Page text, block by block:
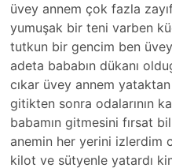
üvey annem çok fazla
yumuşak bir teni varben
tutkun bir gencim ben üvey
adeta bababın dükanı
cıkar üvey annem
gitikten sonra odalarının
babamın gitmesini fırsat
anemin her yerini izlerdim
kilot ve sütyenle yatardı